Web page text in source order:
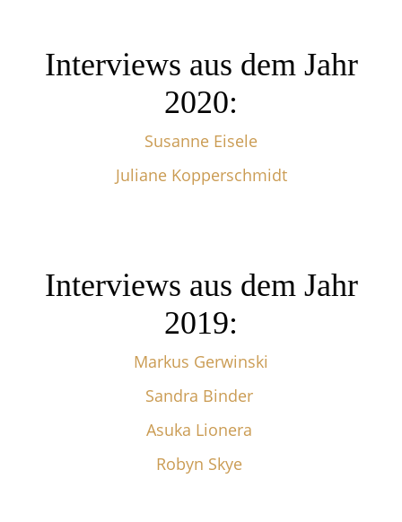
Interviews aus dem Jahr
2020:
Susanne Eisele
Juliane Kopperschmidt
Interviews aus dem Jahr
2019:
Markus Gerwinski
Sandra Binder
Asuka Lionera
Robyn Skye